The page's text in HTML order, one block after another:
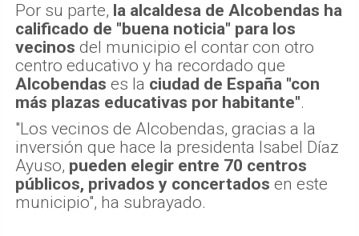
Por su parte, la alcaldesa de Alcobendas ha
calificado de "buena noticia" para los
vecinos del municipio el contar con otro
centro educativo y ha recordado que
Alcobendas es la ciudad de España "con
más plazas educativas por habitante".
"Los vecinos de Alcobendas, gracias a la
inversión que hace la presidenta Isabel Díaz
Ayuso, pueden elegir entre 70 centros
públicos, privados y concertados en este
municipio", ha subrayado.